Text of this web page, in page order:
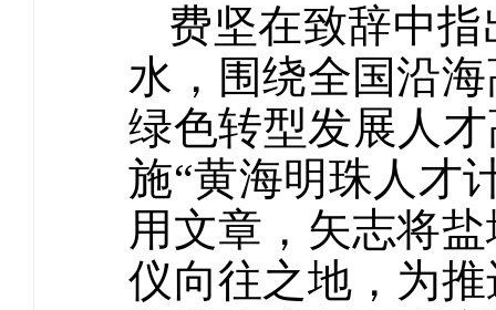
费坚在致辞中
水，围绕全国沿
绿色转型发展人
施“黄海明珠人才
用文章，矢志将
仪向往之地，为